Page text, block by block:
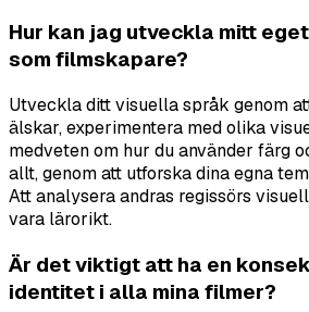
Hur kan jag utveckla mitt
som filmskapare?
Utveckla ditt visuella språk genom
älskar, experimentera med olika
medveten om hur du använder färg
allt, genom att utforska dina egna
Att analysera andras regissörs
vara lärorikt.
Är det viktigt att ha en
identitet i alla mina filmer?